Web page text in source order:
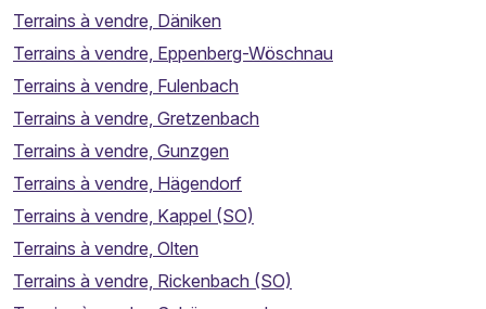
Terrains à vendre, Däniken
Terrains à vendre, Eppenberg-Wöschnau
Terrains à vendre, Fulenbach
Terrains à vendre, Gretzenbach
Terrains à vendre, Gunzgen
Terrains à vendre, Hägendorf
Terrains à vendre, Kappel (SO)
Terrains à vendre, Olten
Terrains à vendre, Rickenbach (SO)